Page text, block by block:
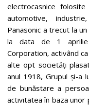
electrocasnice
automotive,
Panasonic a trecut la
la data de 1 aprilie
Corporation, activând
alte opt societăți
anul 1918, Grupul și-a
de bunăstare a
activitatea în baza unor